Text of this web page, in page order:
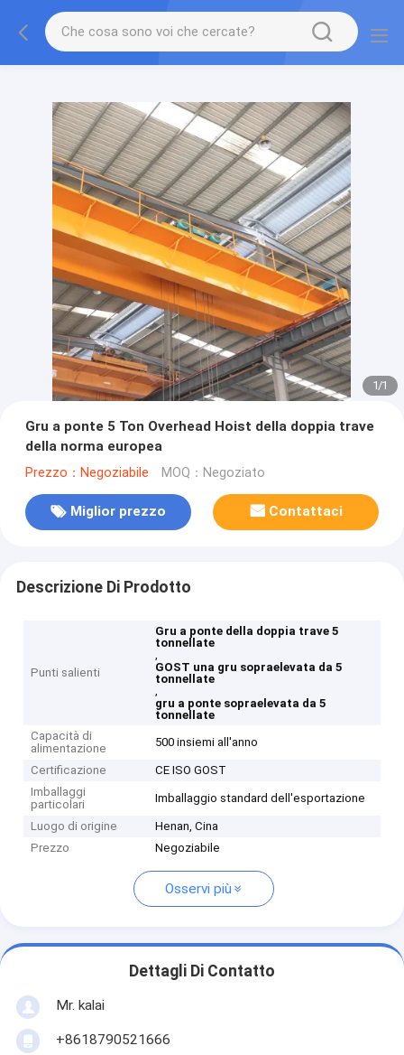
gtag('config', 'G-QWE9HWC3PF', {cookie_flags:
"SameSite=None;Secure"});
1/1
Gru a ponte 5 Ton Overhead Hoist della doppia trave
della norma europea
Prezzo：Negoziabile MOQ：Negoziato
Miglior prezzo Contattaci
Descrizione Di Prodotto
Punti salienti
Gru a ponte della doppia trave 5
tonnellate
,
GOST una gru sopraelevata da 5
tonnellate
,
gru a ponte sopraelevata da 5
tonnellate
Capacità di
alimentazione
500 insiemi all'anno
Certificazione
CE ISO GOST
Imballaggi
particolari
Imballaggio standard dell'esportazione
Luogo di origine
Henan, Cina
Prezzo
Negoziabile
Osservi più
Dettagli Di Contatto
Mr. kalai
+8618790521666